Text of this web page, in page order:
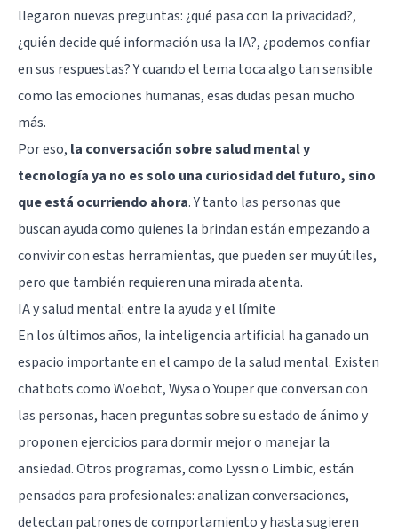
llegaron nuevas preguntas: ¿qué pasa con la privacidad?,
¿quién decide qué información usa la IA?, ¿podemos confiar
en sus respuestas? Y cuando el tema toca algo tan sensible
como las emociones humanas, esas dudas pesan mucho
más.
Por eso, la conversación sobre salud mental y
tecnología ya no es solo una curiosidad del futuro, sino
que está ocurriendo ahora. Y tanto las personas que
buscan ayuda como quienes la brindan están empezando a
convivir con estas herramientas, que pueden ser muy útiles,
pero que también requieren una mirada atenta.
IA y salud mental: entre la ayuda y el límite
En los últimos años, la inteligencia artificial ha ganado un
espacio importante en el campo de la salud mental. Existen
chatbots como Woebot, Wysa o Youper que conversan con
las personas, hacen preguntas sobre su estado de ánimo y
proponen ejercicios para dormir mejor o manejar la
ansiedad. Otros programas, como Lyssn o Limbic, están
pensados para profesionales: analizan conversaciones,
detectan patrones de comportamiento y hasta sugieren